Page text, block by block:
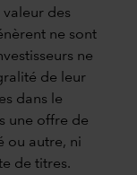
valeur des
ne sont
ne
de leur
dans le
une offre de
ou autre, ni
de titres.